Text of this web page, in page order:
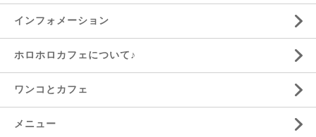
インフォメーション
ホロホロカフェについて♪
ワンコとカフェ
メニュー